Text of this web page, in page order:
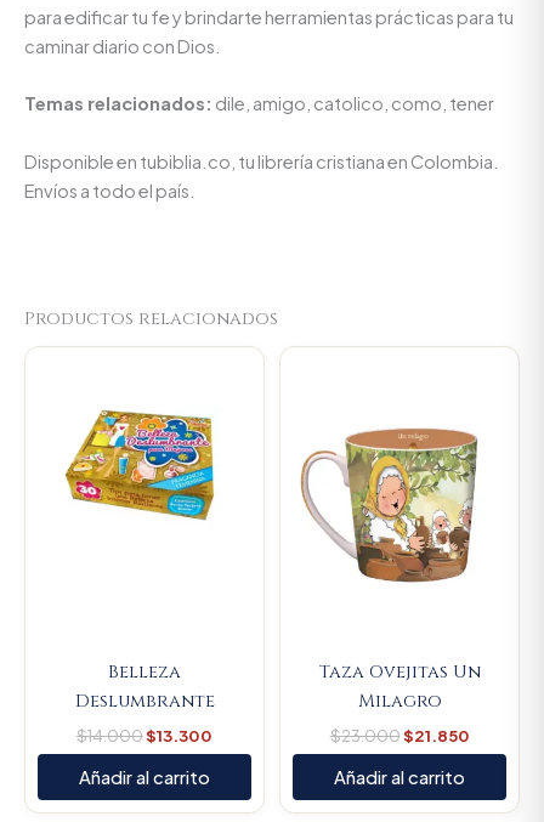
para edificar tu fe y brindarte herramientas prácticas para tu
caminar diario con Dios.
Temas relacionados: dile, amigo, catolico, como, tener
Disponible en tubiblia.co, tu librería cristiana en Colombia.
Envíos a todo el país.
Productos relacionados
Belleza
Deslumbrante
$14.000
$14.000.
$13.300
Current
Añadir al carrito
Taza Ovejitas Un
Milagro
$23.000$21.850
Current
Añadir al carrito